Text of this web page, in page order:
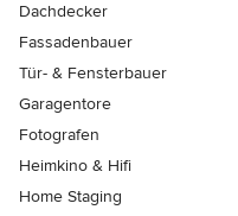
Dachdecker
Fassadenbauer
Tür- & Fensterbauer
Garagentore
Fotografen
Heimkino & Hifi
Home Staging